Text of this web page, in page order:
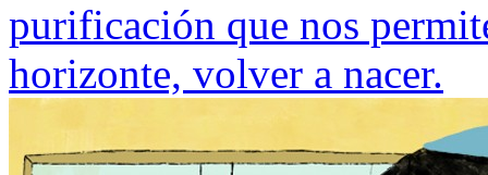
purificación que nos
horizonte, volver a nacer.